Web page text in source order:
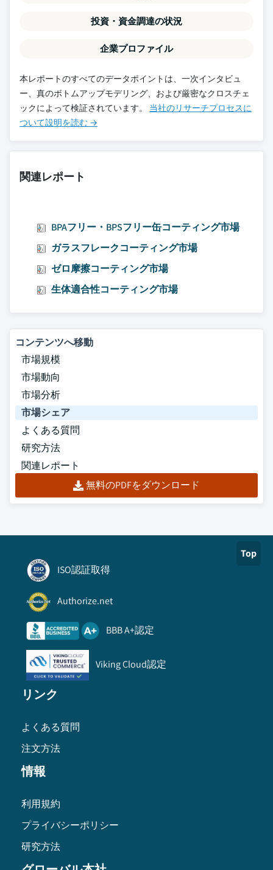
投資・資金調達の状況
企業プロファイル
本レポートのすべてのデータポイントは、一次インタビュ
ー、真のボトムアップモデリング、および厳密なクロスチェ
ックによって検証されています。 当社のリサーチプロセスに
ついて設明を読む →
関連レポート
BPAフリー・BPSフリー缶コーティング市場
ガラスフレークコーティング市場
ゼロ摩擦コーティング市場
生体適合性コーティング市場
コンテンツへ移動
市場規模
市場動向
市場分析
市場シェア
よくある質問
研究方法
関連レポート
無料のPDFをダウンロード
Top
ISO認証取得
Authorize.net
BBB A+認定
Viking Cloud認定
リンク
よくある質問
注文方法
情報
利用規約
プライバシーポリシー
研究方法